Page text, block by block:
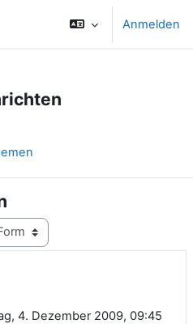
Anmelden
4. Dezember 2009, 09:45